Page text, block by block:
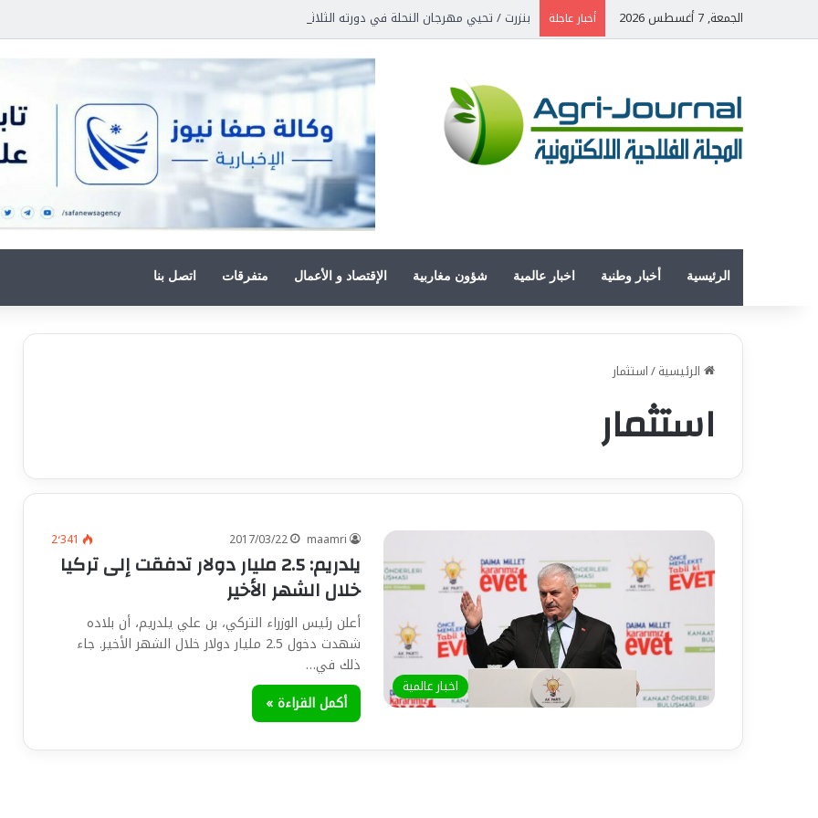
الجمعة, 7 أغسطس 2026 أخبار عاجلة بنزرت / تحيي مهرجان النحلة في دورته الثلاثين
الرئيسية أخبار وطنية اخبار عالمية شؤون مغاربية الإقتصاد و الأعمال متفرقات اتصل بنا
الرئيسية/استثمار
استثمار
اخبار عالمية
maamri
2017/03/22 2٬341
يلدريم: 2.5 مليار دولار تدفقت إلى تركيا
خلال الشهر الأخير
أعلن رئيس الوزراء التركي، بن علي يلدريم، أن بلاده
شهدت دخول 2.5 مليار دولار خلال الشهر الأخير. جاء
ذلك في…
أكمل القراءة »